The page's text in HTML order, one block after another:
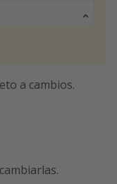
a cambios.